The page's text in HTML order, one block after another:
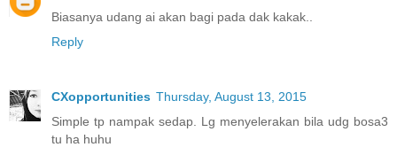
Biasanya udang ai akan bagi pada dak kakak..
Reply
CXopportunities Thursday, August 13, 2015
Simple tp nampak sedap. Lg menyelerakan bila udg bosa3
tu ha huhu